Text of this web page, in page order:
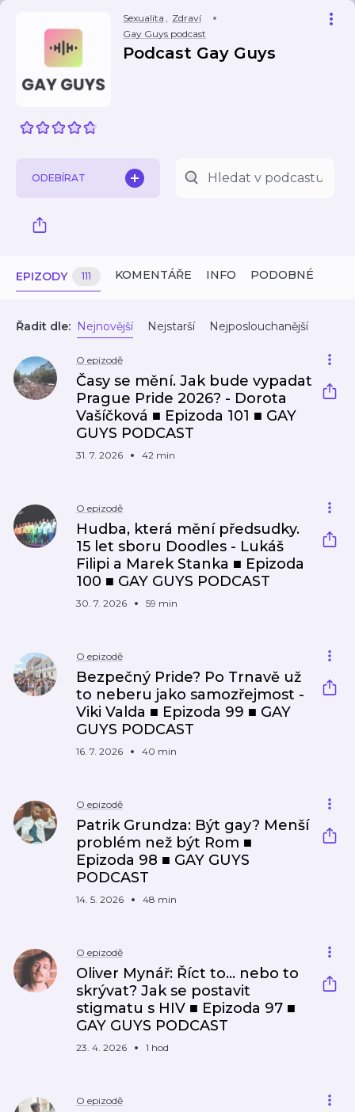
Sexualita , Zdraví
Gay Guys podcast
Podcast Gay Guys
ODEBÍRAT
EPIZODY 111 KOMENTÁŘE INFO PODOBNÉ
Řadit dle: Nejnovější Nejstarší Nejposlouchanější
O epizodě
Časy se mění. Jak bude vypadat
Prague Pride 2026? - Dorota
Vašíčková ■ Epizoda 101 ■ GAY
GUYS PODCAST
31. 7. 2026 42 min
O epizodě
Hudba, která mění předsudky.
15 let sboru Doodles - Lukáš
Filipi a Marek Stanka ■ Epizoda
100 ■ GAY GUYS PODCAST
30. 7. 2026 59 min
O epizodě
Bezpečný Pride? Po Trnavě už
to neberu jako samozřejmost -
Viki Valda ■ Epizoda 99 ■ GAY
GUYS PODCAST
16. 7. 2026 40 min
O epizodě
Patrik Grundza: Být gay? Menší
problém než být Rom ■
Epizoda 98 ■ GAY GUYS
PODCAST
14. 5. 2026 48 min
O epizodě
Oliver Mynář: Říct to… nebo to
skrývat? Jak se postavit
stigmatu s HIV ■ Epizoda 97 ■
GAY GUYS PODCAST
23. 4. 2026 1 hod
O epizodě